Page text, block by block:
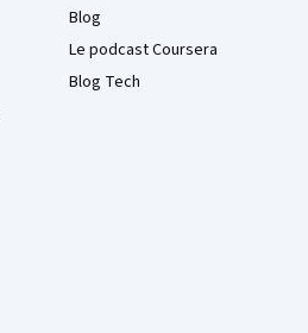
Blog
Le podcast Coursera
Blog Tech